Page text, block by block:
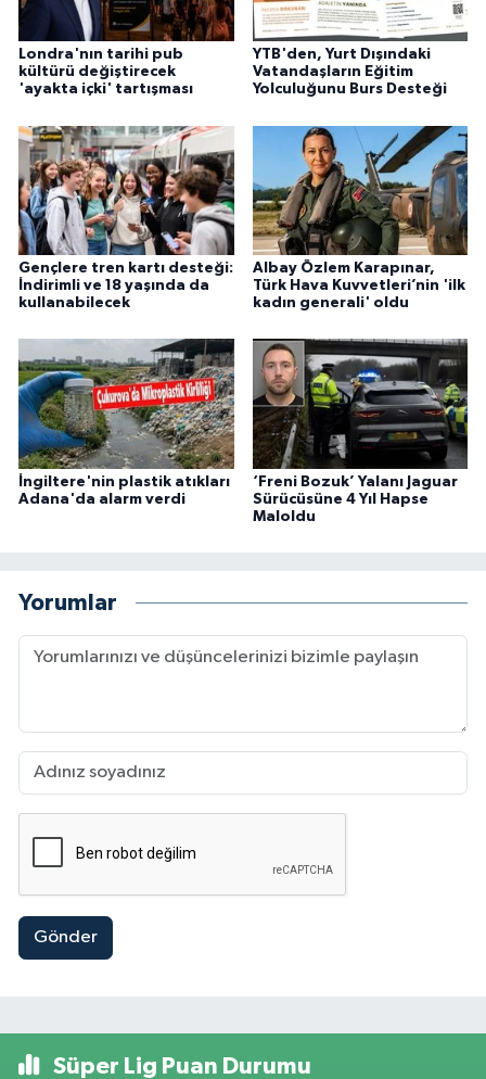
Londra'nın tarihi pub
kültürü değiştirecek
'ayakta içki' tartışması
YTB'den, Yurt Dışındaki
Vatandaşların Eğitim
Yolculuğunu Burs Desteği
Gençlere tren kartı desteği:
İndirimli ve 18 yaşında da
kullanabilecek
Albay Özlem Karapınar,
Türk Hava Kuvvetleri’nin 'ilk
kadın generali' oldu
İngiltere'nin plastik atıkları
Adana'da alarm verdi
‘Freni Bozuk’ Yalanı Jaguar
Sürücüsüne 4 Yıl Hapse
Maloldu
Yorumlar
Gönder
Süper Lig Puan Durumu